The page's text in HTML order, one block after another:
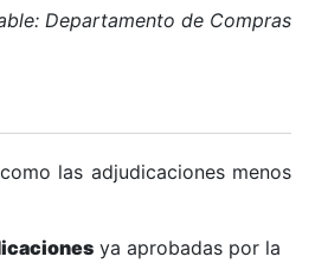
Departamento de Compras
las adjudicaciones menos
ya aprobadas por la